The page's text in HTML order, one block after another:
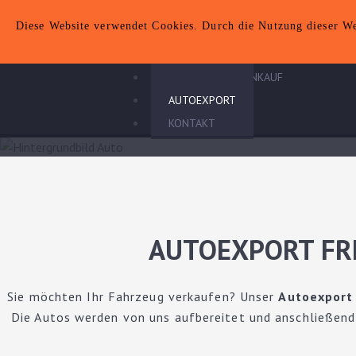
AUTOANKAUF Toggle
navigation
AUTOANKAUF
UNFALLWAGEN ANKAUF
AUTOEXPORT
KONTAKT
AUTOEXPORT
Sie möchten Ihr Fahrzeug verkaufen? UnserAutoexport
Die Autos werden von uns aufbereitet und
Diese Website verwendet Cookies. Durch die Nutzung dieser